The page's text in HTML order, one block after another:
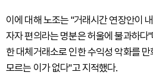
이에 대해 노조는 "거래시간 연장안이
자자 편의라는 명분은 허울에 불과하다
한 대체거래소로 인한 수익성 악화를
모르는 이가 없다"고 지적했다.